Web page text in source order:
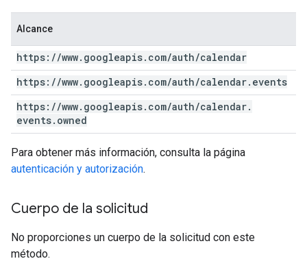
Alcance
https: //www. googleapis. com/auth/calendar
https: //www. googleapis. com/auth/calendar. events
https: //www. googleapis. com/auth/calendar.
events. owned
Para obtener más información, consulta la página
autenticación y autorización.
Cuerpo de la solicitud
No proporciones un cuerpo de la solicitud con este
método.